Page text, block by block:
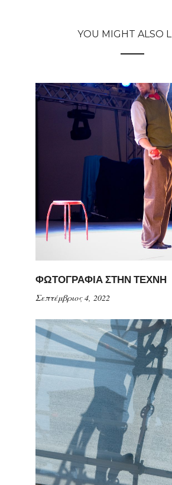
YOU MIGHT ALSO
ΦΩΤΟΓΡΑΦΙΑ ΣΤΗΝ ΤΕΧΝΗ
Σεπτέμβριος 4, 2022